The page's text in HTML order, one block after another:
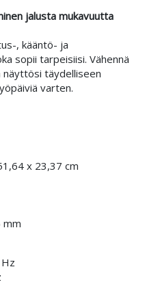
jalusta mukavuutta
, kääntö- ja
sopii tarpeisiisi. Vähennä
näyttösi täydelliseen
varten.
x 23,37 cm
mm